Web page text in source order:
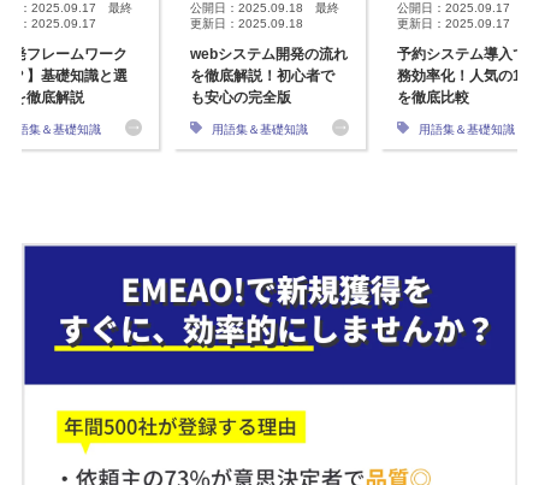
日：2025.09.17 最終
日：2025.09.17
発フレームワーク
？】基礎知識と選
を徹底解説
用語集＆基礎知識
公開日：2025.09.18 最終
更新日：2025.09.18
webシステム開発の流れ
を徹底解説！初心者で
も安心の完全版
用語集＆基礎知識
公開日：2025.09.17 最
更新日：2025.09.17
予約システム導入で
務効率化！人気の12
を徹底比較
用語集＆基礎知識